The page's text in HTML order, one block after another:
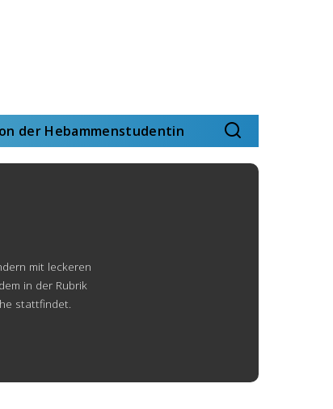
der Hebammenstudentin
mit leckeren
in der Rubrik
stattfindet.